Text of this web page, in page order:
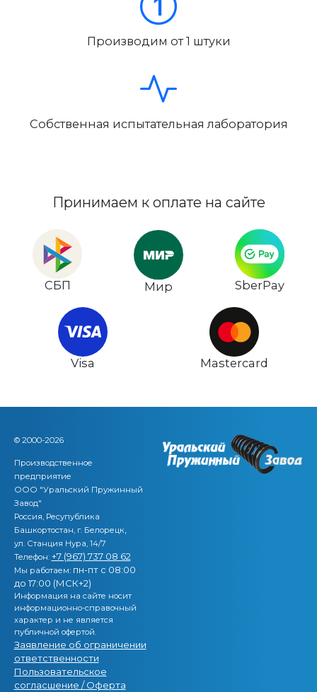
Производим от 1 штуки
Собственная испытательная лаборатория
Принимаем к оплате на сайте
СБП Мир SberPay
Visa Mastercard
© 2000-2026
Производственное
предприятие
ООО "Уральский Пружинный
Завод"
Россия, Ресупублика
Башкортостан, г. Белорецк,
ул. Станция Нура, 14/7
Телефон: +7 (967) 737 08 62
Мы работаем: пн-пт с 08:00
до 17:00 (МСК+2)
Информация на сайте носит
информационно-справочный
характер и не является
публичной офертой.
Заявление об ограничении
ответственности
Пользовательское
согласшение / Оферта